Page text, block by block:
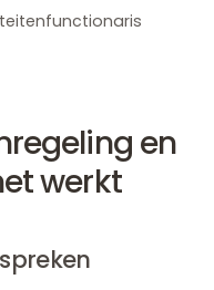
en
werkt